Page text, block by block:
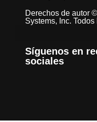
Derechos de autor
Systems, Inc.
Síguenos en
sociales